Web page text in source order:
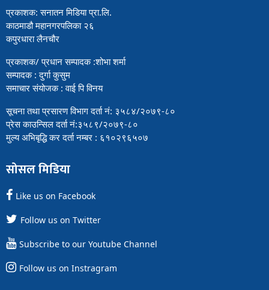
प्रकाशक: सनातन मिडिया प्रा.लि.
काठमाडौ महानगरपलिका २६
कपुरधारा लैनचौर
प्रकाशक/ प्रधान सम्पादक :शोभा शर्मा
सम्पादक : दुर्गा कुसुम
समाचार संयोजक : वाई पि विनय
सूचना तथा प्रसारण विभाग दर्ता नं: ३५८४/२०७९-८०
प्रेस काउन्सिल दर्ता नं:३५८९/२०७९-८०
मुल्य अभिबृद्धि कर दर्ता नम्बर : ६१०२९६५०७
सोसल मिडिया
Like us on Facebook
Follow us on Twitter
Subscribe to our Youtube Channel
Follow us on Instragram